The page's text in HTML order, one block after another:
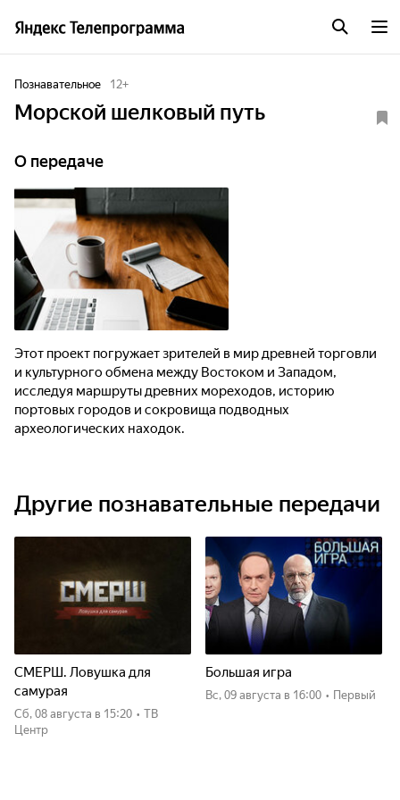
Познавательное 12+
Мoрскoй шелкoвый путь
О передаче
Этот проект погружает зрителей в мир древней торговли
и культурного обмена между Востоком и Западом,
исследуя маршруты древних мореходов, историю
портовых городов и сокровища подводных
археологических находок.
Другие познавательные передачи
СМЕРШ. Ловушка для
самурая
сб, 08 августа в 15:20 • ТВ
Центр
Большая игра
вс, 09 августа в 16:00 • Первый